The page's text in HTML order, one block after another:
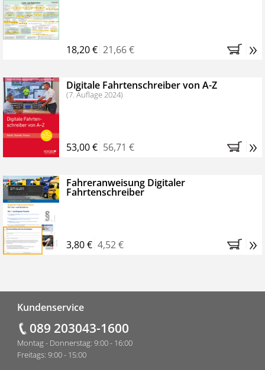
Bestellen Sie jetzt das VerkehrsRundschau Profipaket im
Kennenlern-Abo für zwei Monate (inkl. der derzeitig
Monaten brauchen Sie nichts weiter tun, das
Abonnement endet automatisch, es entstehen keine
weiteren Verpflichtungen.
18,20 € 21,66 € »
Digitale Fahrtenschreiber von A-Z
(7. Auflage 2024)
53,00 € 56,71 € »
Fahreranweisung Digitaler
Fahrtenschreiber
3,80 € 4,52 € »
Kundenservice
089 203043-1600
Montag - Donnerstag: 9:00 - 16:00
Freitags: 9:00 - 15:00